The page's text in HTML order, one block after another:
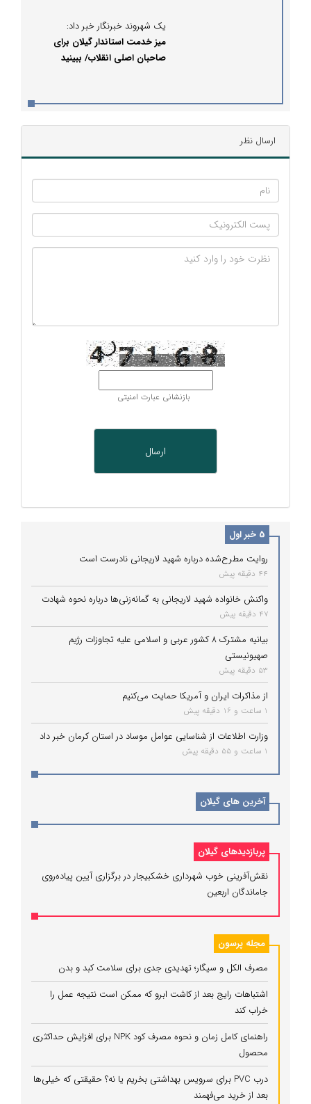
یک شهروند خبرنگار خبر داد:
میز خدمت استاندار گیلان برای
صاحبان اصلی انقلاب/ ببینید
ارسال نظر
بازنشانی عبارت امنیتی
5 خبر اول
روایت مطرح‌شده درباره شهید لاریجانی نادرست است
44 دقیقه پیش
واکنش خانواده شهید لاریجانی به گمانه‌زنی‌ها درباره نحوه شهادت
47 دقیقه پیش
بیانیه مشترک ۸ کشور عربی و اسلامی علیه تجاوزات رژیم
صهیونیستی
53 دقیقه پیش
از مذاکرات ایران و آمریکا حمایت می‌کنیم
1 ساعت و 16 دقیقه پیش
وزارت اطلاعات از شناسایی عوامل موساد در استان کرمان خبر داد
1 ساعت و 55 دقیقه پیش
آخرین های گیلان
پربازدیدهای گیلان
نقش‌آفرینی خوب شهرداری خشکبیجار در برگزاری آیین پیاده‌روی
جاماندگان اربعین
مجله پرسون
مصرف الکل و سیگار؛ تهدیدی جدی برای سلامت کبد و بدن
اشتباهات رایج بعد از کاشت ابرو که ممکن است نتیجه عمل را
خراب کند
راهنمای کامل زمان و نحوه مصرف کود NPK برای افزایش حداکثری
محصول
درب PVC برای سرویس بهداشتی بخریم یا نه؟ حقیقتی که خیلی‌ها
بعد از خرید می‌فهمند